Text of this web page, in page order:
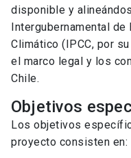
disponible y
Intergubernamental
Climático (IPCC, por
el marco legal y los
Chile.
Objetivos
Los objetivos
proyecto consisten en: